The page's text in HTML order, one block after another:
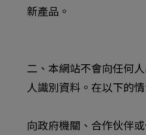
新產品。
二、本網站不會向任何
人識別資料。在以下的
向政府機關、合作伙伴